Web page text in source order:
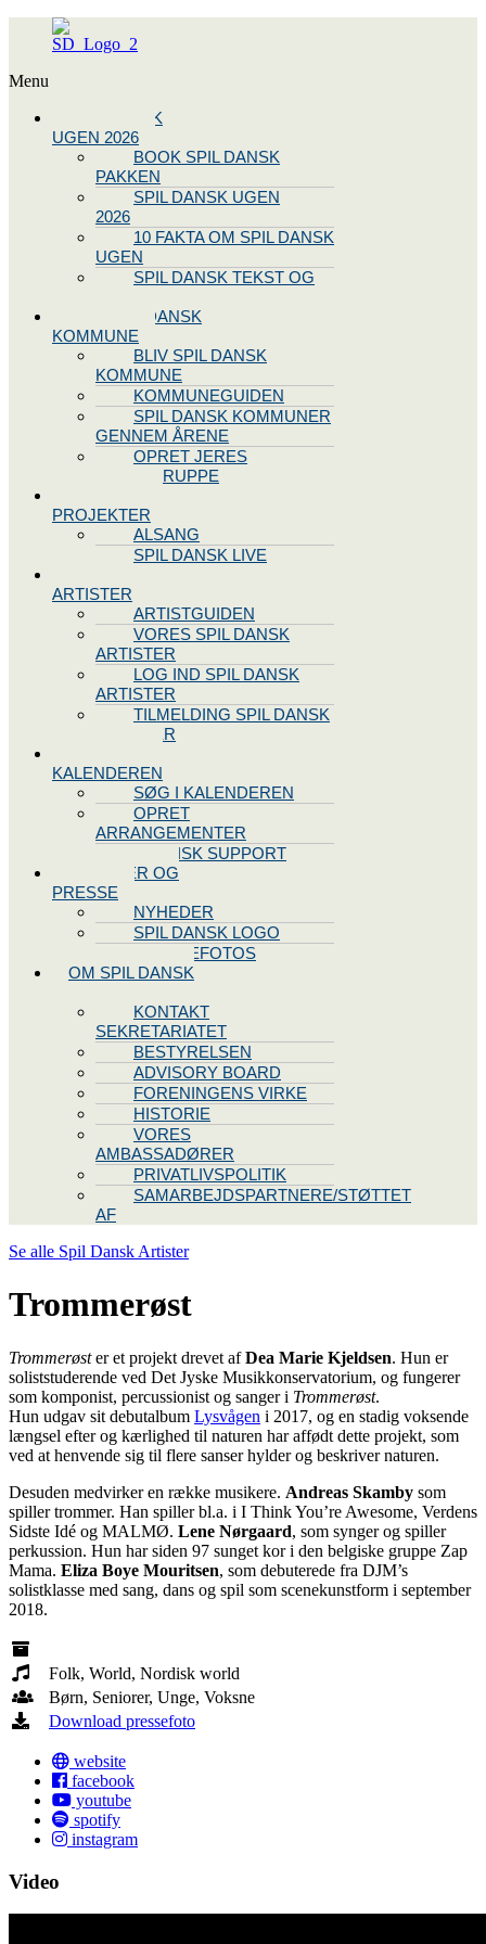
Menu
SPIL DANSK
UGEN 2026
BOOK SPIL DANSK
PAKKEN
SPIL DANSK UGEN
2026
10 FAKTA OM SPIL DANSK
UGEN
SPIL DANSK TEKST OG
BLIV SPIL DANSK
KOMMUNE
BLIV SPIL DANSK
KOMMUNE
KOMMUNEGUIDEN
SPIL DANSK KOMMUNER
GENNEM ÅRENE
OPRET JERES
STYREGRUPPE
PROJEKTER
ALSANG
SPIL DANSK LIVE
ARTISTER
ARTISTGUIDEN
VORES SPIL DANSK
ARTISTER
LOG IND SPIL DANSK
ARTISTER
TILMELDING SPIL DANSK
ARTISTER
KALENDEREN
SØG I KALENDEREN
OPRET
ARRANGEMENTER
TEKNISK SUPPORT
NYHEDER OG
PRESSE
NYHEDER
SPIL DANSK LOGO
PRESSEFOTOS
OM SPIL DANSK
KONTAKT
SEKRETARIATET
BESTYRELSEN
ADVISORY BOARD
FORENINGENS VIRKE
HISTORIE
VORES
AMBASSADØRER
PRIVATLIVSPOLITIK
SAMARBEJDSPARTNERE/STØTTET
AF
Se alle Spil Dansk Artister
Trommerøst
Trommerøster et projekt drevet afDea Marie Kjeldsen. Hun er
soliststuderende ved Det Jyske Musikkonservatorium, og fungerer
som komponist, percussionist og sanger i Trommerøst.
Hun udgav sit debutalbum Lysvågen i 2017, og en stadig voksende
længsel efter og kærlighed til naturen har affødt dette projekt, som
ved at henvende sig til flere sanser hylder og beskriver naturen.
Desuden medvirker en række musikere. Andreas Skamby som
spiller trommer. Han spiller bl.a. i I Think You’re Awesome, Verdens
Sidste Idé og MALMØ. Lene Nørgaard, som synger og spiller
perkussion. Hun har siden 97 sunget kor i den belgiske gruppe Zap
Mama. Eliza Boye Mouritsen, som debuterede fra DJM’s
solistklasse med sang, dans og spil som scenekunstform i september
2018.
Folk, World, Nordisk world
Børn, Seniorer, Unge, Voksne
Download pressefoto
website
facebook
youtube
spotify
instagram
Video